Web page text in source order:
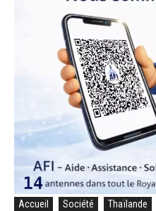
Accueil Société Thaïlande